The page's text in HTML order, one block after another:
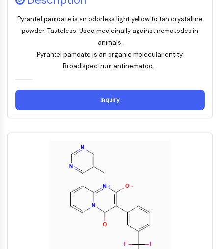
Domaine de lecture épigénétique
VOIE MAPK/ERK
Voie MAPK/ERK
Kinase sérine/thréonine associée aux
MNK
Kinase de lignée mixte
Kinase ribosomale S6 RSK
Pyrantel pamoate is an odorless light yellow to tan crystalline
powder. Tasteless. Used medicinally against nematodes in
animals.
Pyrantel pamoate is an organic molecular entity.
Broad spectrum antinematod...
Inquiry